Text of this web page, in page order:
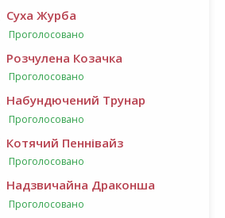
Суха Журба
Проголосовано
Розчулена Козачка
Проголосовано
Набундючений Трунар
Проголосовано
Котячий Пеннівайз
Проголосовано
Надзвичайна Драконша
Проголосовано